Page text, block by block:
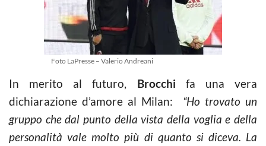
Foto LaPresse – Valerio Andreani
In merito al futuro, Brocchi fa una vera
dichiarazione d’amore al Milan:
“Ho trovato un
gruppo che dal punto della vista della voglia e della
personalità vale molto più di quanto si diceva. La